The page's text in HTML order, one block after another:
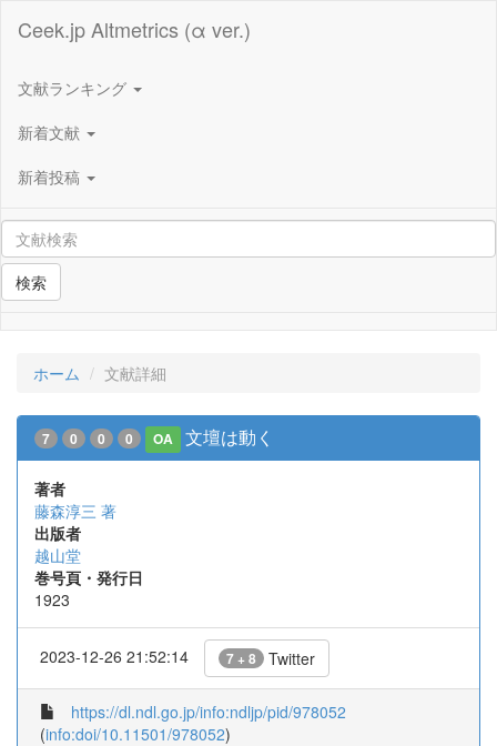
Ceek.jp Altmetrics (α ver.)
文献ランキング
新着文献
新着投稿
検索
ホーム 文献詳細
7 0 0 0 OA 文壇は動く
著者
藤森淳三 著
出版者
越山堂
巻号頁・発行日
1923
2023-12-26 21:52:14 7 + 8 Twitter
https://dl.ndl.go.jp/info:ndljp/pid/978052
(info:doi/10.11501/978052)